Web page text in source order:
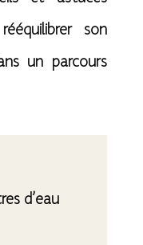
son
un parcours
d’eau